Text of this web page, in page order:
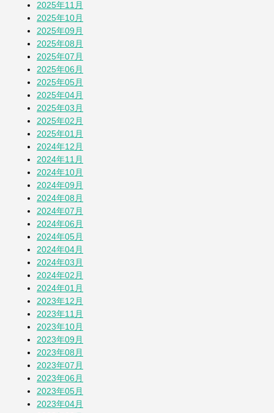
蚕(かいこ)が繭になるまでの授業
そら豆
「おばさん」は何歳まで？
2025年11月
2025年10月
2025年09月
2025年08月
2025年07月
2025年06月
2025年05月
2025年04月
2025年03月
2025年02月
2025年01月
2024年12月
2024年11月
2024年10月
2024年09月
2024年08月
2024年07月
2024年06月
2024年05月
2024年04月
2024年03月
2024年02月
2024年01月
2023年12月
2023年11月
2023年10月
2023年09月
2023年08月
2023年07月
2023年06月
2023年05月
2023年04月